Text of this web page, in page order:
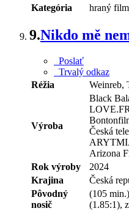
Kategória
hraný film
9.Nikdo mě
Poslať
Trvalý odkaz
Réžia
Weinreb,
Výroba
Black
Česká
Arizona
Rok výroby
2024
Krajina
Česká
Pôvodný
nosič
(105
(1.85:1),